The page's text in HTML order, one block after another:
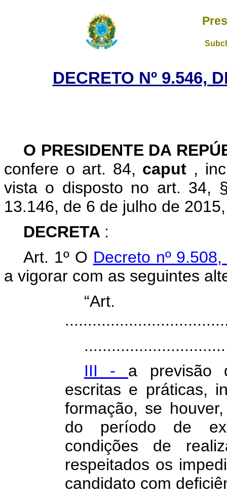
DECRETO Nº 9.546,
O PRESIDENTE DA
confere o art. 84, caput ,
vista o disposto no art. 34,
13.146, de 6 de julho de 2015,
DECRETA :
Art. 1º O Decreto nº
a vigorar com as seguintes
III - a previsão
escritas e práticas,
formação, se
do período de
condições de
respeitados os
candidato com